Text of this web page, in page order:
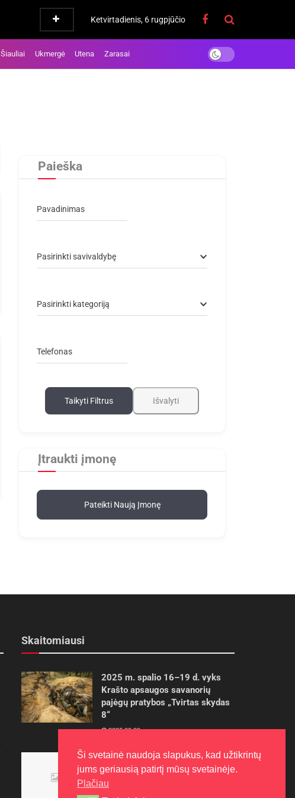
Ketvirtadienis, 6 rugpjūčio
Šiauliai Ukmergė Utena Zarasai
Paieška
Pavadinimas
Pasirinkti savivaldybę
Pasirinkti kategoriją
Telefonas
Taikyti Filtrus Išvalyti
Įtraukti įmonę
Pateikti Naują Įmonę
Skaitomiausi
2025 m. spalio 16–19 d. vyks
Krašto apsaugos savanorių
pajėgų pratybos „Tvirtas skydas
8“
2025-09-29
Panevėžietės tarptautinėje
programoje siekia aukso
2015-10-30
Ši svetainė naudoja slapukus, kad užtikrintų
jums geriausią patirtį mūsų svetainėje.
Plačiau